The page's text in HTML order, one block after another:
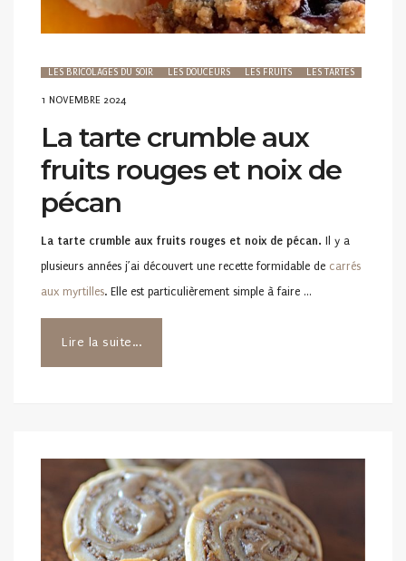
LES BRICOLAGES DU SOIR LES DOUCEURS LES FRUITS LES TARTES
POSTED
1 NOVEMBRE 2024
La tarte crumble aux
fruits rouges et noix de
pécan
La tarte crumble aux fruits rouges et noix de pécan. Il y a
plusieurs années j’ai découvert une recette formidable de carrés
aux myrtilles. Elle est particulièrement simple à faire …
Lire la suite...